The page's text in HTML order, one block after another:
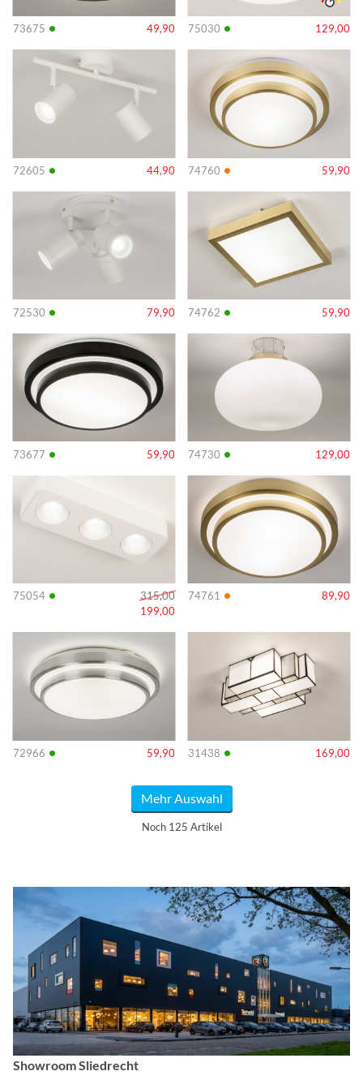
73675 • 49,90 75030 • 129,00
72605 • 44,90
Info
74760 • 59,90
Info
72530 • 79,90
Info
74762 • 59,90
Info
73677 • 59,90
Info
74730 • 129,00
Info
75054 •
315,00
199,00
Info
74761 • 89,90
Info
72966 • 59,90
Info
31438 • 169,00
Info
Mehr Auswahl
Noch 125 Artikel
Showroom Sliedrecht